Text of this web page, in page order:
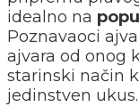
idealno na
Poznavaoci
ajvara od onog
starinski način
jedinstven ukus.